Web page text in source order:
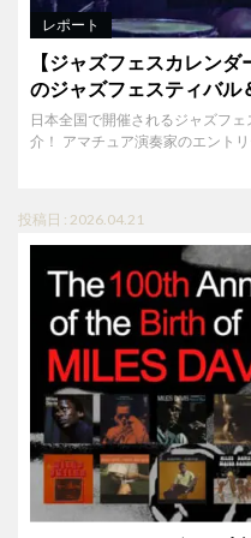
レポート
【ジャズフェスカレン
のジャズフェスティバル
日本全国で開催されるジャズフ
介！ アマチュア演奏家のエントリ
投稿日 : 2026.04.21